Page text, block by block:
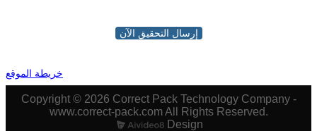
إرسال التحقيق الآن
خريطة الموقع
Copyright © 2026 Correct Pack Technology Company -
www.correct-pack.com All Rights Reserved.
Design